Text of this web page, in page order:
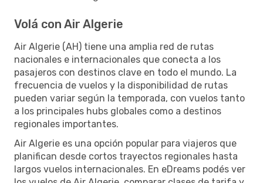
Volá con Air Algerie
Air Algerie (AH) tiene una amplia red de rutas
nacionales e internacionales que conecta a los
pasajeros con destinos clave en todo el mundo. La
frecuencia de vuelos y la disponibilidad de rutas
pueden variar según la temporada, con vuelos tanto
a los principales hubs globales como a destinos
regionales importantes.
Air Algerie es una opción popular para viajeros que
planifican desde cortos trayectos regionales hasta
largos vuelos internacionales. En eDreams podés ver